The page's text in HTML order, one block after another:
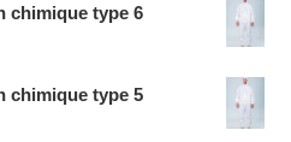
chimique type 6
chimique type 5